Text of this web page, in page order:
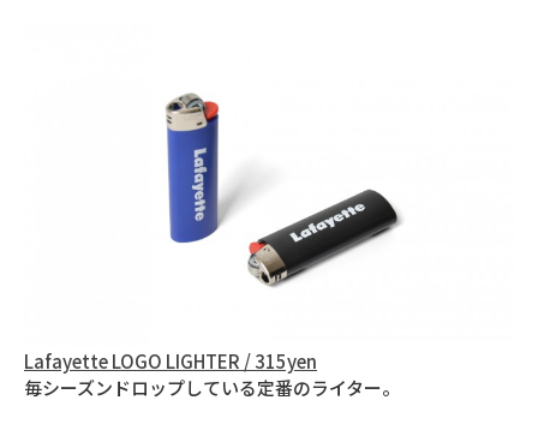
Lafayette LOGO LIGHTER / 315yen
毎シーズンドロップしている定番のライター。